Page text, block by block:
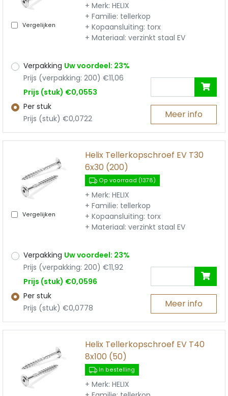
Vergelijken
+ Merk: HELIX
+ Familie: tellerkop
+ Kopaansluiting: torx
+ Materiaal: verzinkt staal EV
Verpakking Uw voordeel: 23%
Prijs (verpakking: 200) €11,06
Prijs (stuk) €0,0553
Per stuk
Prijs (stuk) €0,0722
Meer info
Vergelijken
Helix Tellerkopschroef EV T30
6x30 (200)
Op voorraad (1378)
+ Merk: HELIX
+ Familie: tellerkop
+ Kopaansluiting: torx
+ Materiaal: verzinkt staal EV
Verpakking Uw voordeel: 23%
Prijs (verpakking: 200) €11,92
Prijs (stuk) €0,0596
Per stuk
Prijs (stuk) €0,0778
Meer info
Helix Tellerkopschroef EV T40
8x100 (50)
In bestelling
+ Merk: HELIX